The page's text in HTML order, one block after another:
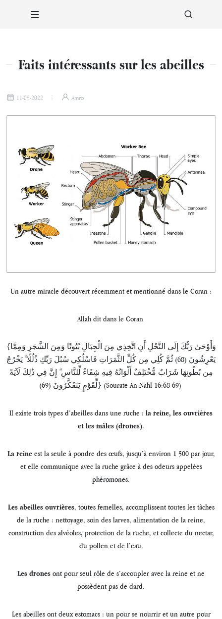
Faits intéressants sur les abeilles
11-05-2022 Amro
Un autre miracle découvert récemment et mentionné dans le Coran :
Allah dit dans le Coran
{وَأَوْحَىٰ رَبُّكَ إِلَى النَّحْلِ أَنِ اتَّخِذِي مِنَ الْجِبَالِ بُيُوتًا وَمِنَ الشَّجَرِ وَمِمَّا
يَعْرِشُونَ (68) ثُمَّ كُلِي مِن كُلِّ الثَّمَرَاتِ فَاسْلُكِي سُبُلَ رَبِّكِ ذُلُلًا ۚ يَخْرُجُ
مِن بُطُونِهَا شَرَابٌ مُّخْتَلِفٌ أَلْوَانُهُ فِيهِ شِفَاءٌ لِّلنَّاسِ ۗ إِنَّ فِي ذَٰلِكَ لَآيَةً
لِّقَوْمٍ يَتَفَكَّرُونَ (69)} (Sourate An-Nahl 16:68-69)
Il existe trois types d’abeilles dans une ruche : la reine, les ouvrières
et les mâles (drones).
La reineest la seule à pondre des œufs, jusqu’à environ 1 500 par jour,
et elle communique avec la ruche grâce à des odeurs appelées
phéromones.
Les abeilles ouvrières, toutes femelles, accomplissent toutes les tâches
de la ruche : nettoyage, soin des larves, alimentation de la reine,
construction des alvéoles, protection de la ruche, et collecte du nectar,
du pollen et de l’eau.
Les drones ont pour seul rôle de s’accoupler avec la reine et ne
possèdent pas de dard.
Les abeilles ont deux estomacs : un pour se nourrir et un autre pour